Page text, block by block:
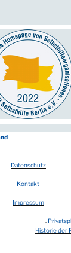
Datenschutz
Kontakt
Impressum
Historie der